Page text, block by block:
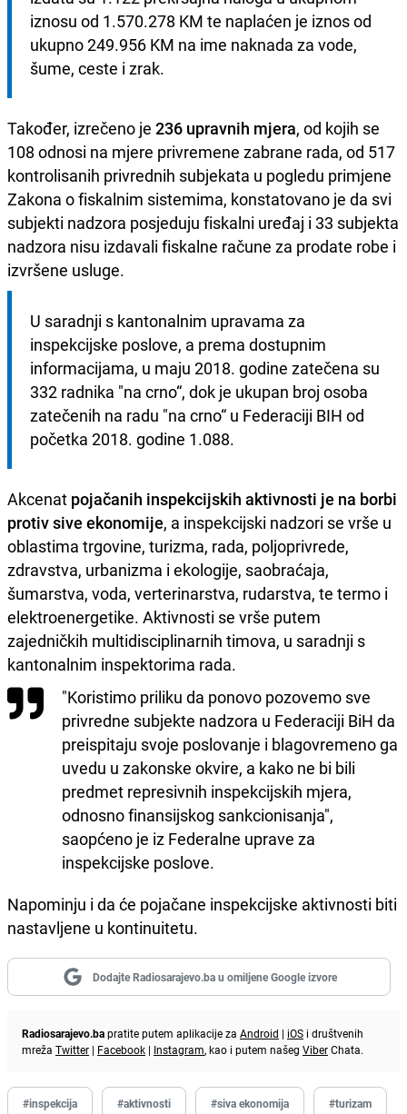
iznosu od 1.570.278 KM te naplaćen je iznos od
ukupno 249.956 KM na ime naknada za vode,
šume, ceste i zrak.
Također, izrečeno je 236 upravnih mjera, od kojih se
108 odnosi na mjere privremene zabrane rada, od 517
kontrolisanih privrednih subjekata u pogledu primjene
Zakona o fiskalnim sistemima, konstatovano je da svi
subjekti nadzora posjeduju fiskalni uređaj i 33 subjekta
nadzora nisu izdavali fiskalne račune za prodate robe i
izvršene usluge.
U saradnji s kantonalnim upravama za
inspekcijske poslove, a prema dostupnim
informacijama, u maju 2018. godine zatečena su
332 radnika "na crno“, dok je ukupan broj osoba
zatečenih na radu "na crno“ u Federaciji BIH od
početka 2018. godine 1.088.
Akcenat pojačanih inspekcijskih aktivnosti je na borbi
protiv sive ekonomije, a inspekcijski nadzori se vrše u
oblastima trgovine, turizma, rada, poljoprivrede,
zdravstva, urbanizma i ekologije, saobraćaja,
šumarstva, voda, verterinarstva, rudarstva, te termo i
elektroenergetike. Aktivnosti se vrše putem
zajedničkih multidisciplinarnih timova, u saradnji s
kantonalnim inspektorima rada.
"Koristimo priliku da ponovo pozovemo sve
privredne subjekte nadzora u Federaciji BiH da
preispitaju svoje poslovanje i blagovremeno ga
uvedu u zakonske okvire, a kako ne bi bili
predmet represivnih inspekcijskih mjera,
odnosno finansijskog sankcionisanja",
saopćeno je iz Federalne uprave za
inspekcijske poslove.
Napominju i da će pojačane inspekcijske aktivnosti biti
nastavljene u kontinuitetu.
Dodajte Radiosarajevo.ba u omiljene Google izvore
Radiosarajevo.bapratite putem aplikacije za Android | iOS i društvenih
mreža Twitter | Facebook | Instagram, kao i putem našeg ViberChata.
#inspekcija #aktivnosti #siva ekonomija #turizam